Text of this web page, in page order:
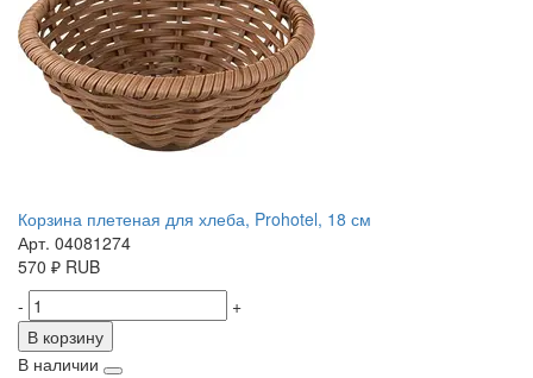
Корзина плетеная для хлеба, Prohotel, 18 см
Арт. 04081274
570 ₽ RUB
-
+
В корзину
В наличии